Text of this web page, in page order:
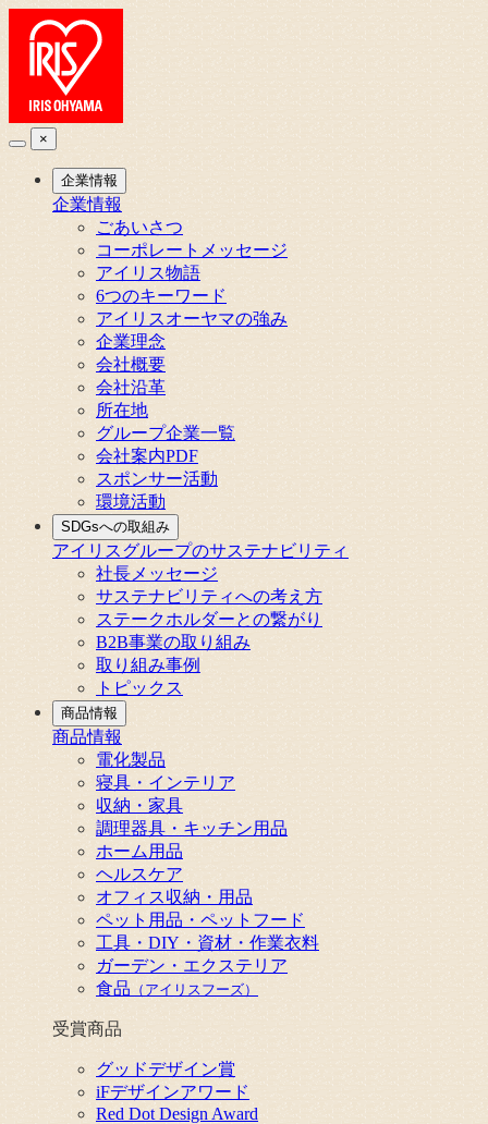
×
企業情報
企業情報
ごあいさつ
コーポレートメッセージ
アイリス物語
6つのキーワード
アイリスオーヤマの強み
企業理念
会社概要
会社沿革
所在地
グループ企業一覧
会社案内PDF
スポンサー活動
環境活動
SDGsへの取組み
アイリスグループのサステナビリティ
社長メッセージ
サステナビリティへの考え方
ステークホルダーとの繋がり
B2B事業の取り組み
取り組み事例
トピックス
商品情報
商品情報
電化製品
寝具・インテリア
収納・家具
調理器具・キッチン用品
ホーム用品
ヘルスケア
オフィス収納・用品
ペット用品・ペットフード
工具・DIY・資材・作業衣料
ガーデン・エクステリア
食品 （アイリスフーズ）
受賞商品
グッドデザイン賞
iFデザインアワード
Red Dot Design Award